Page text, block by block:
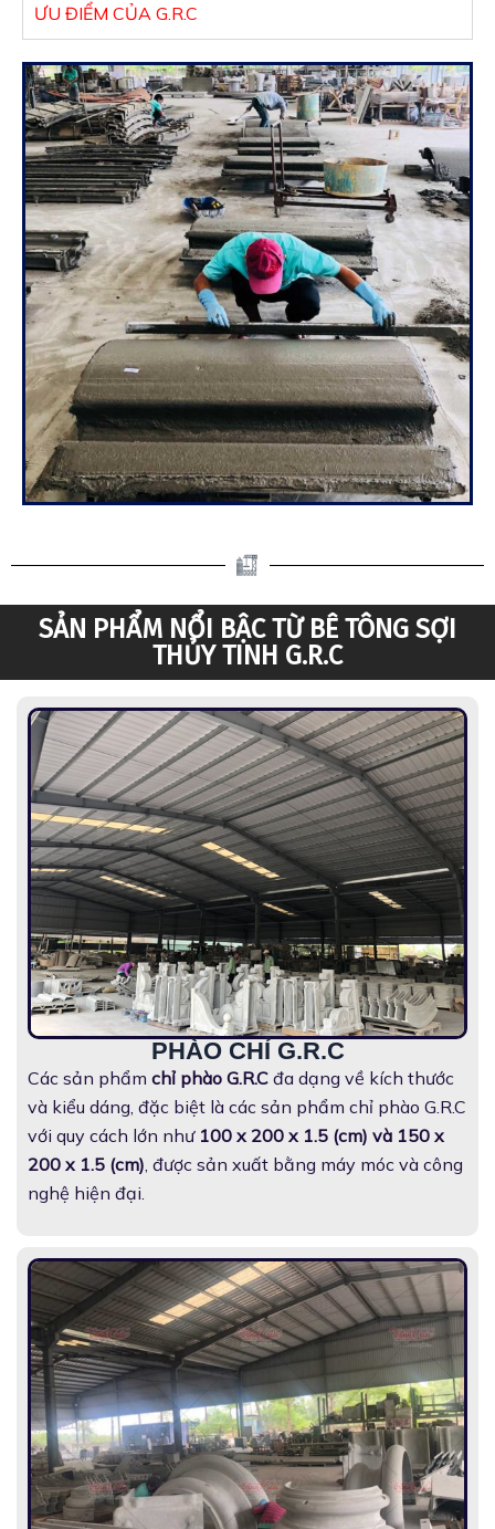
ƯU ĐIỂM CỦA G.R.C
SẢN PHẨM NỔI BẬC TỪ BÊ TÔNG SỢI
THỦY TINH G.R.C
PHÀO CHỈ G.R.C
Các sản phẩm chỉ phào G.R.C đa dạng về kích thước
và kiểu dáng, đặc biệt là các sản phẩm chỉ phào G.R.C
với quy cách lớn như 100 x 200 x 1.5 (cm) và 150 x
200 x 1.5 (cm) , được sản xuất bằng máy móc và công
nghệ hiện đại.